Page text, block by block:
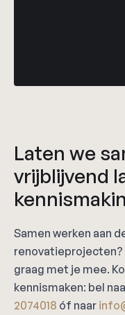
Laten we
vrijblijvend
Samen werken aan
renovatieprojecten?
graag met je mee.
kennismaken: bel
2074018 óf naar